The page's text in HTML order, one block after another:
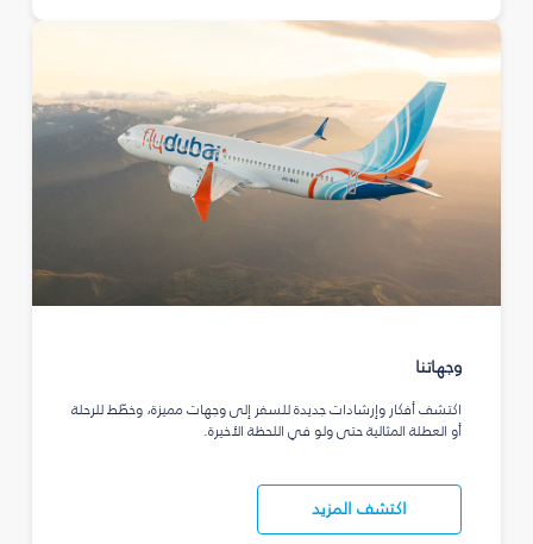
وجهاتنا
اكتشف أفكار وإرشادات جديدة للسفر إلى وجهات مميزة، وخطّط للرحلة
أو العطلة المثالية حتى ولو في اللحظة الأخيرة.
اكتشف المزيد